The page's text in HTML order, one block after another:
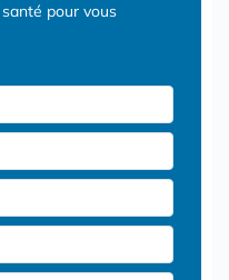
pour vous